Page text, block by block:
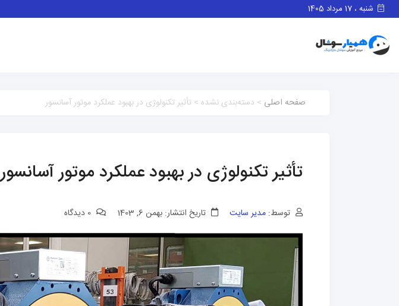
شنبه ، 17 مرداد 1405
صفحه اصلی > دسته‌بندی نشده > تأثیر تکنولوژی در بهبود عملکرد موتور آسانسور
تأثیر تکنولوژی در بهبود عملکرد موتور آسانسور
توسط: مدیر سایت تاریخ انتشار: بهمن 6, 1403